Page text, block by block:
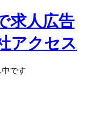
求人広告
アクセス
です